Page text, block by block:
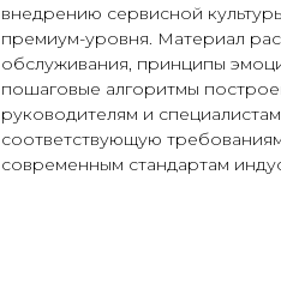
внедрению сервисной
премиум-уровня. Материал
обслуживания, принципы
пошаговые алгоритмы
руководителям и
соответствующую
современным стандартам